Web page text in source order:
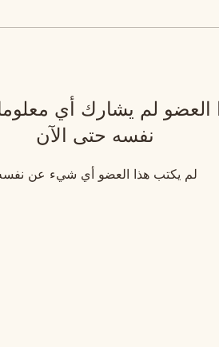
العضو لم يشارك أي
نفسه حتى الآن
لم يكتب هذا العضو أي شيء عن